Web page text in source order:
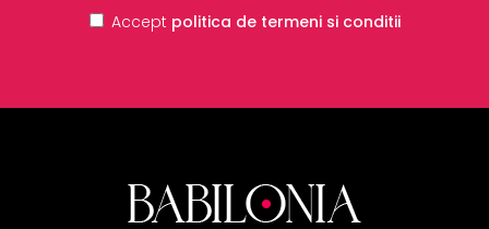
Accept politica de termeni si conditii